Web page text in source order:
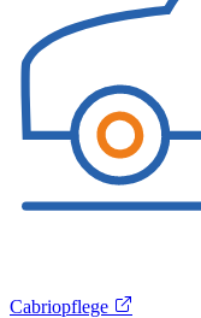
Cabriopflege